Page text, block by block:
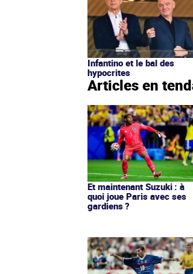
Infantino et le bal des
hypocrites
Articles en
Et maintenant Suzuki : à
quoi joue Paris avec ses
gardiens ?